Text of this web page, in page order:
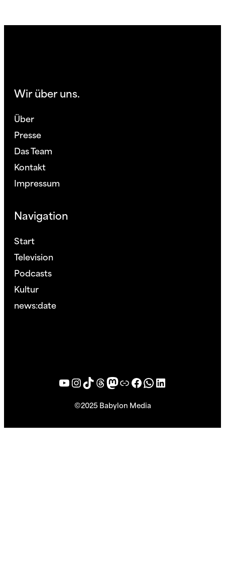
Wir über uns.
Über
Presse
Das Team
Kontakt
Impressum
Navigation
Start
Television
Podcasts
Kultur
news:date
YouTube
Instagram
TikTok
Threads
Mastodon
Bluesky
Facebook
WhatsApp
LinkedIn
©2025 Babylon Media